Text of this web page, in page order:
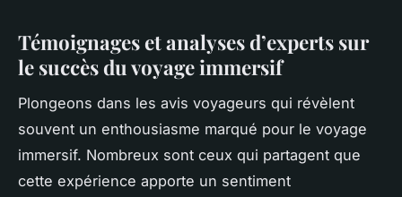
Témoignages et analyses d’experts sur
le succès du voyage immersif
Plongeons dans les avis voyageurs qui révèlent
souvent un enthousiasme marqué pour le voyage
immersif. Nombreux sont ceux qui partagent que
cette expérience apporte un sentiment